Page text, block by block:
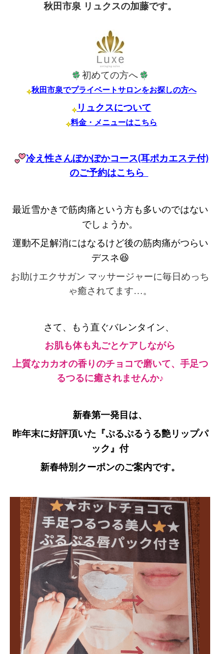
秋田市泉 リュクスの加藤です。
初めての方へ
秋田市泉でプライベートサロンをお探しの方へ
リュクスについて
料金・メニューはこちら
冷え性さんぽかぽかコース(耳ポカエステ付)
のご予約はこちら
最近雪かきで筋肉痛という方も多いのではない
でしょうか。
運動不足解消にはなるけど後の筋肉痛がつらい
デスネ😆
お助けエクサガン マッサージャーに毎日めっち
ゃ癒されてます…。
さて、もう直ぐバレンタイン、
お肌も体も丸ごとケアしながら
上質なカカオの香りのチョコで磨いて、 手足つ
るつるに癒されませんか♪
新春第一発目は、
昨年末に好評頂いた『ぷるぷるうる艶リップパ
ック』付
新春特別クーポンのご案内です。